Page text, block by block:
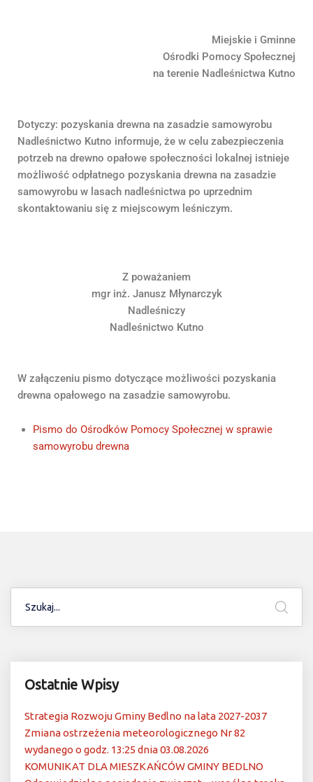
Miejskie i Gminne
Ośrodki Pomocy Społecznej
na terenie Nadleśnictwa Kutno
Dotyczy: pozyskania drewna na zasadzie samowyrobu
Nadleśnictwo Kutno informuje, że w celu zabezpieczenia
potrzeb na drewno opałowe społeczności lokalnej istnieje
możliwość odpłatnego pozyskania drewna na zasadzie
samowyrobu w lasach nadleśnictwa po uprzednim
skontaktowaniu się z miejscowym leśniczym.
Z poważaniem
mgr inż. Janusz Młynarczyk
Nadleśniczy
Nadleśnictwo Kutno
W załączeniu pismo dotyczące możliwości pozyskania
drewna opałowego na zasadzie samowyrobu.
Pismo do Ośrodków Pomocy Społecznej w sprawie
samowyrobu drewna
Ostatnie Wpisy
Strategia Rozwoju Gminy Bedlno na lata 2027-2037
Zmiana ostrzeżenia meteorologicznego Nr 82
wydanego o godz. 13:25 dnia 03.08.2026
KOMUNIKAT DLA MIESZKAŃCÓW GMINY BEDLNO